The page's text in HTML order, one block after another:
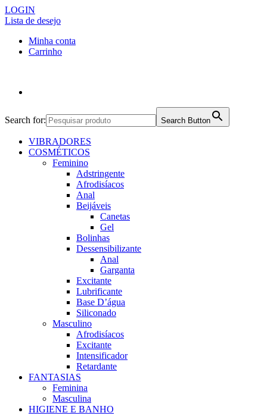
LOGIN
Lista de desejo
Minha conta
Carrinho
Search for: Search Button
VIBRADORES
COSMÉTICOS
Feminino
Adstringente
Afrodisíacos
Anal
Beijáveis
Canetas
Gel
Bolinhas
Dessensibilizante
Anal
Garganta
Excitante
Lubrificante
Base D’água
Siliconado
Masculino
Afrodisíacos
Excitante
Intensificador
Retardante
FANTASIAS
Feminina
Masculina
HIGIENE E BANHO